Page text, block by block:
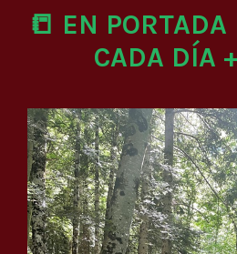
📒 EN
CADA DÍA